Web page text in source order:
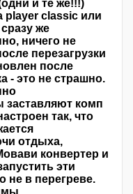
и те же!!!)
player classic или
же
ничего не
перезагрузки
после
- это не страшно.
комп
так, что
отдыха,
конвертер и
эти
не в перегреве.